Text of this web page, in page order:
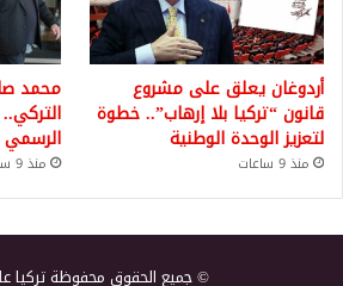
أردوغان يعلق على مشروع
قانون “تركيا بلا إرهاب”.. خطوة
لتعزيز الوحدة الوطنية
منذ 9 ساعات
محمد
الرسمي
منذ 9 ساعات
© جميع الحقوق محفوظة تركيا عاجل